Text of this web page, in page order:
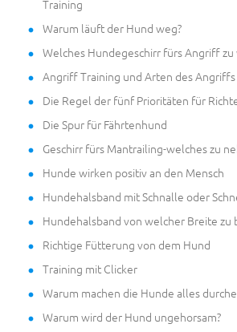
Training
Warum läuft der Hund weg?
Welches Hundegeschirr fürs Angriff zu
Angriff Training und Arten des Angriffs
Die Regel der fünf Prioritäten für
Die Spur für Fährtenhund
Geschirr fürs Mantrailing-welches zu
Hunde wirken positiv an den Mensch
Hundehalsband mit Schnalle oder
Hundehalsband von welcher Breite zu
Richtige Fütterung von dem Hund
Training mit Clicker
Warum machen die Hunde alles
Warum wird der Hund ungehorsam?